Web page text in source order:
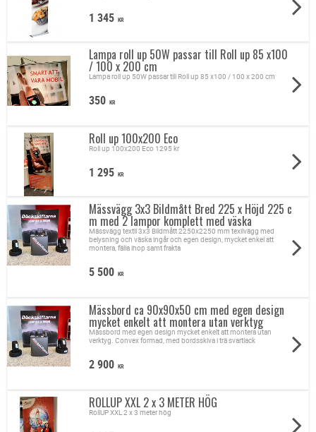
1 345 KR
Lampa roll up 50W passar till Roll up 85 x100
/ 100 x 200 cm
Lampa roll up 50W passar till Roll up 85 x100 / 100 x 200 cm
350 KR
Roll up 100x200 Eco
Roll up 100x200 Eco 1295 kr
1 295 KR
Mässvägg 3x3 Bildmått Bred 225 x Höjd 225 c
m med 2 lampor komplett med väska
Mässvägg textil 3x3 Bildmått 2250x2250 mm texilvägg med
belysning och väska ingår och egen design, mycket enkel att
montera, fälla ihop samt frakta
5 500 KR
Mässbord ca 90x90x50 cm med egen design
mycket enkelt att montera utan verktyg
Mässbord med egen design mycket enkelt att montera utan
verktyg. Convex formad, med bordsskiva i trä svartlack
2 900 KR
ROLLUP XXL 2 x 3 METER HÖG
RollUP XXL 2 x 3 meter hög